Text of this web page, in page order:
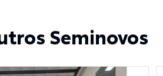
Seminovos